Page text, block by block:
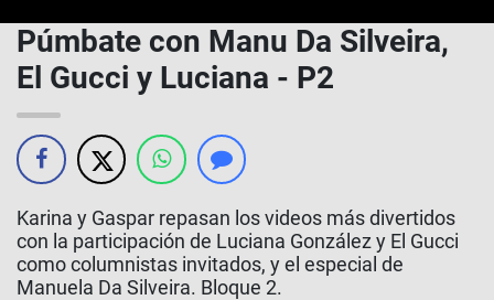
Púmbate con Manu Da Silveira,
El Gucci y Luciana - P2
Karina y Gaspar repasan los videos más divertidos
con la participación de Luciana González y El Gucci
como columnistas invitados, y el especial de
Manuela Da Silveira. Bloque 2.